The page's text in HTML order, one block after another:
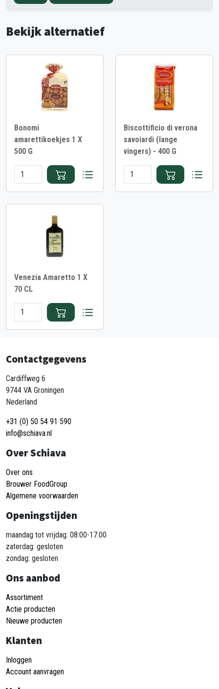
Bekijk alternatief
Bonomi
amarettikoekjes 1 X
500 G
Biscottificio di verona
savoiardi (lange
vingers) - 400 G
Venezia Amaretto 1 X
70 CL
Contactgegevens
Cardiffweg 6
9744 VA Groningen
Nederland
+31 (0) 50 54 91 590
info@schiava.nl
Over Schiava
Over ons
Brouwer FoodGroup
Algemene voorwaarden
Openingstijden
maandag tot vrijdag: 08:00-17:00
zaterdag: gesloten
zondag: gesloten
Ons aanbod
Assortiment
Actie producten
Nieuwe producten
Klanten
Inloggen
Account aanvragen